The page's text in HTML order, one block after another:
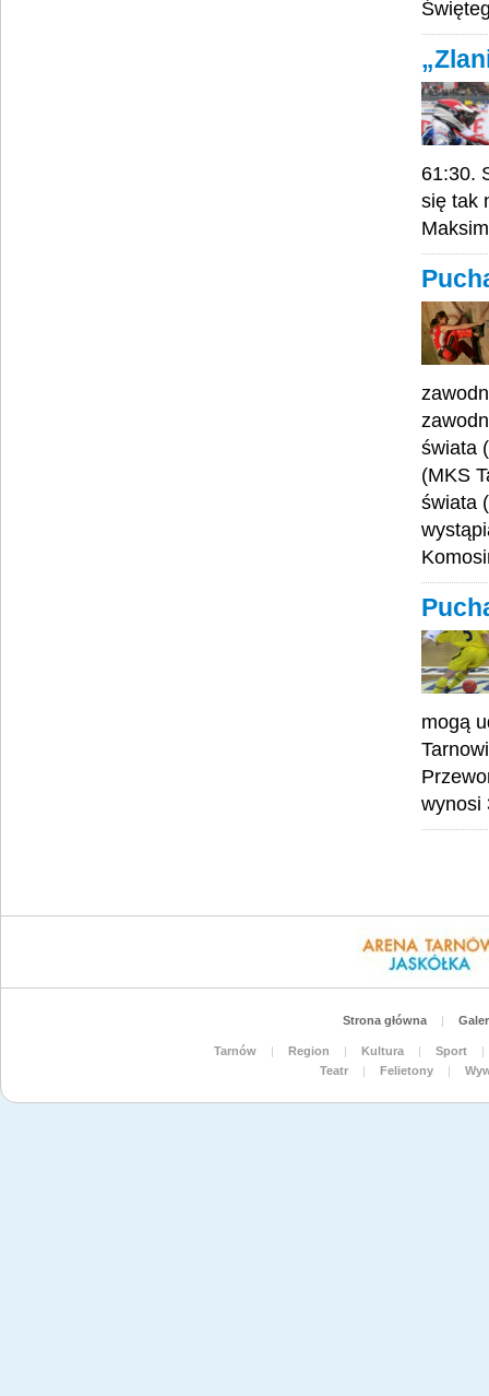
61:30.
się tak
świata
(MKS
świata
mogą
wynosi
Strona główna |
Tarnów | Region | Kultura | Sport
|
Teatr
| Felietony |